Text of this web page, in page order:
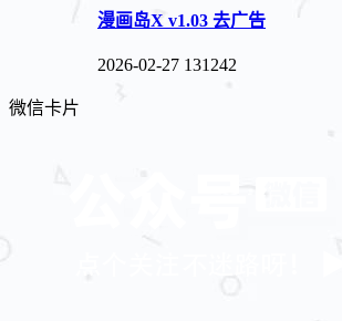
漫画岛X v1.03 去广告
2026-02-27 131242
微信卡片